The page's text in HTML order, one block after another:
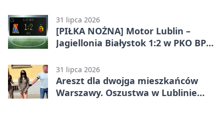
31 lipca 2026
[PIŁKA NOŻNA] Motor Lublin –
Jagiellonia Białystok 1:2 w PKO BP
zabrał gospodarzom remis
31 lipca 2026
Areszt dla dwojga mieszkańców
Warszawy. Oszustwa w Lublinie